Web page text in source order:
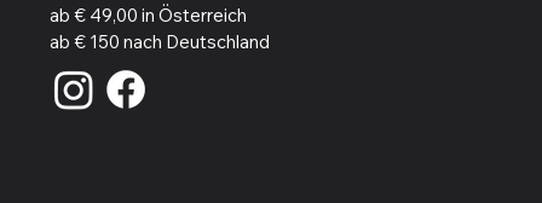
ab € 49,00 in Österreich
ab € 150 nach Deutschland